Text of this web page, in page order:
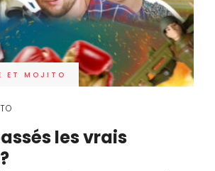
ET MOJITO
les vrais